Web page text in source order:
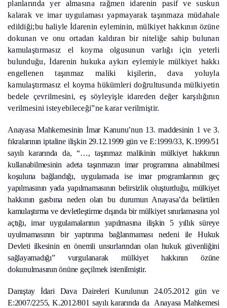
planlarında yer almasına rağmen idarenin pasif ve suskun
kalarak ve imar uygulaması yapmayarak taşınmaza müdahale
edildiği;bu haliyle İdarenin eyleminin, mülkiyet hakkının özüne
dokunan ve onu ortadan kaldıran bir niteliğe sahip bulunan
kamulaştırmasız el koyma olgusunun varlığı için yeterli
bulunduğu, İdarenin hukuka aykırı eylemiyle mülkiyet hakkı
engellenen taşınmaz maliki kişilerin, dava yoluyla
kamulaştırmasız el koyma hükümleri doğrultusunda mülkiyetin
bedele çevrilmesini, eş söyleyişle idareden değer karşılığının
verilmesini isteyebileceği”ne karar verilmiştir.
Anayasa Mahkemesinin İmar Kanunu’nun 13. maddesinin 1 ve 3.
fıkralarının iptaline ilişkin 29.12.1999 gün ve E:1999/33, K.1999/51
sayılı kararında da, “…, taşınmaz malikinin mülkiyet hakkının
kullanabilmesinin adeta taşınmazın imar programına alınabilmesi
koşuluna bağlandığı, uygulamada ise imar programlarının geç
yapılmasının yada yapılmamasının belirsizlik oluşturduğu, mülkiyet
hakkının gasbına neden olan bu durumun Anayasa’da belirtilen
kamulaştırma ve devletleştirme dışında bir mülkiyet sınırlamasına yol
açtığı, imar uygulamalarının yapılmasına ilişkin 5 yıllık süreye
uyulmamasının bir yaptırıma bağlanmaması nedeni ile Hukuk
Devleti ilkesinin en önemli unsurlarından olan hukuk güvenliğini
sağlayamadığı” vurgulanarak mülkiyet hakkının özüne
dokunulmasının önüne geçilmek istenilmiştir.
Danıştay İdari Dava Daireleri Kurulunun 24.05.2012 gün ve
E:2007/2255, K.2012/801 sayılı kararında da Anayasa Mahkemesi